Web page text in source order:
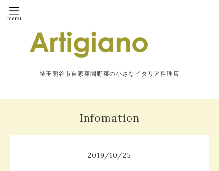
埼玉熊谷市自家菜園野菜の小さなイタリア料理店
Infomation
2019/10/25